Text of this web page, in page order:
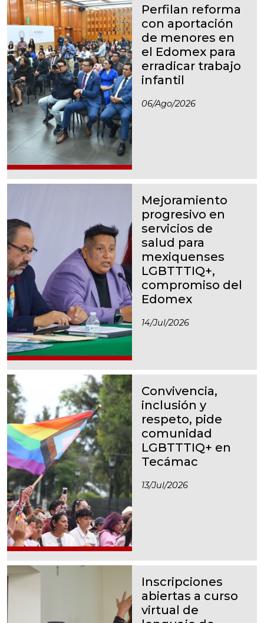
Perfilan reforma
con aportación
de menores en
el Edomex para
erradicar trabajo
infantil
06/ago/2026
Mejoramiento
progresivo en
servicios de
salud para
mexiquenses
LGBTTTIQ+,
compromiso del
Edomex
14/jul/2026
Convivencia,
inclusión y
respeto, pide
comunidad
LGBTTTIQ+ en
Tecámac
13/jul/2026
Inscripciones
abiertas a curso
virtual de